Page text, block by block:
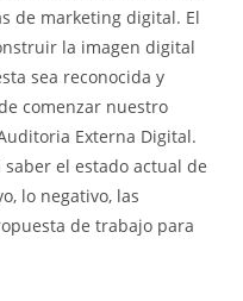
de marketing digital. El
la imagen digital
sea reconocida y
comenzar nuestro
Externa Digital.
el estado actual de
lo negativo, las
de trabajo para